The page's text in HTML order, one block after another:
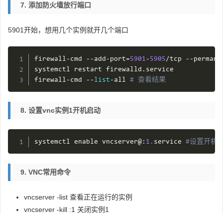
7. 添加防火墙放行端口
5901开始，想用几个实例就开几个端口
firewall - cmd -- add- port=5901 - 5905 /tcp --
systemctl restart firewalld . service
firewall - cmd -- list- all # 查看结果
8. 设置vnc实例1开机启动
systemctl enable vncserver@ : 1. service #设置开机
9. VNC常用命令
vncserver -list 查看正在运行的实例
vncserver -kill :1 关闭实例1